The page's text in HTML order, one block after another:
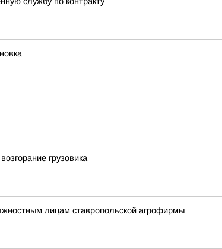
грузовика
лицам ставропольской агрофирмы